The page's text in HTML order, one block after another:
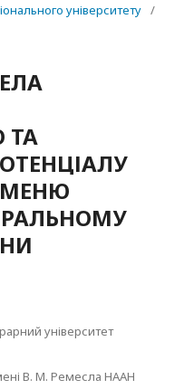
університету /
ТА
університет
В. М. Ремесла НААН